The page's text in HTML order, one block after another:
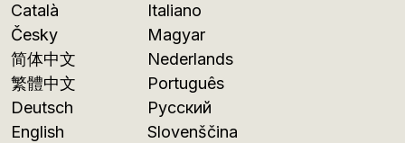
Català
Česky
简体中文
繁體中文
Deutsch
English
Italiano
Magyar
Nederlands
Português
Русский
Slovenščina